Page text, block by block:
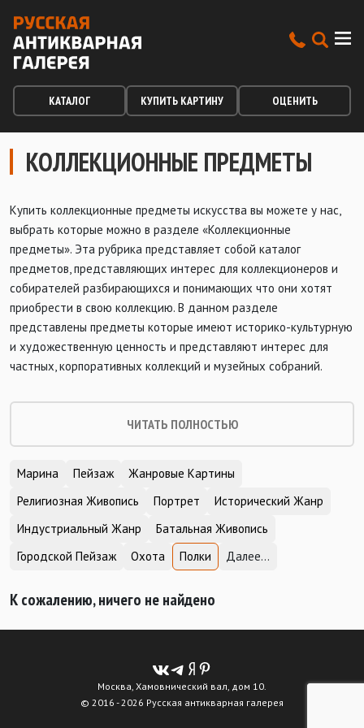
КАТАЛОГ КУПИТЬ КАРТИНУ ОЦЕНИТЬ
КОЛЛЕКЦИОННЫЕ ПРЕДМЕТЫ
Купить коллекционные предметы искусства вы можете у нас,
выбрать которые можно в разделе «Коллекционные
предметы». Эта рубрика представляет собой каталог
предметов, представляющих интерес для коллекционеров и
собирателей разбирающихся и понимающих что они хотят
приобрести в свою коллекцию. В данном разделе
представлены предметы которые имеют историко-культурную
и художественную ценность и представляют интерес для
частных, корпоративных коллекций и музейных собраний.
ЧИТАТЬ ПОЛНОСТЬЮ
Марина Пейзаж
Жанровые Картины
Религиозная Живопись
Портрет
Исторический Жанр
Индустриальный Жанр
Батальная Живопись
Городской Пейзаж
Охота Полки Далее...
К сожалению, ничего не найдено
Москва, Хамовнический вал, дом 10.
© 2016 - 2026 Русская антикварная галерея